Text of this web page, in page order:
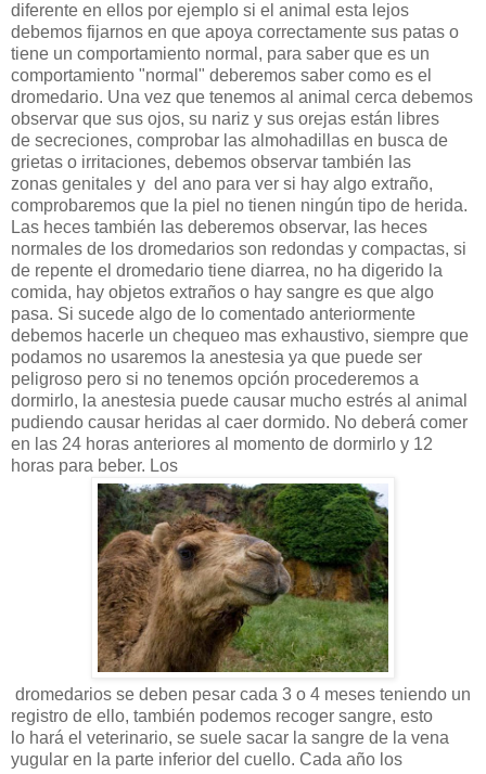
diferente en ellos por ejemplo si el animal esta lejos
debemos fijarnos en que apoya correctamente sus patas o
tiene un comportamiento normal, para saber que es un
comportamiento "normal" deberemos saber como es el
dromedario. Una vez que tenemos al animal cerca debemos
observar que sus ojos, su nariz y sus orejas están libres
de secreciones, comprobar las almohadillas en busca de
grietas o irritaciones, debemos observar también las
zonas genitales y del ano para ver si hay algo extraño,
comprobaremos que la piel no tienen ningún tipo de herida.
Las heces también las deberemos observar, las heces
normales de los dromedarios son redondas y compactas, si
de repente el dromedario tiene diarrea, no ha digerido la
comida, hay objetos extraños o hay sangre es que algo
pasa. Si sucede algo de lo comentado anteriormente
debemos hacerle un chequeo mas exhaustivo, siempre que
podamos no usaremos la anestesia ya que puede ser
peligroso pero si no tenemos opción procederemos a
dormirlo, la anestesia puede causar mucho estrés al animal
pudiendo causar heridas al caer dormido. No deberá comer
en las 24 horas anteriores al momento de dormirlo y 12
horas para beber. Los
dromedarios se deben pesar cada 3 o 4 meses teniendo un
registro de ello, también podemos recoger sangre, esto
lo hará el veterinario, se suele sacar la sangre de la vena
yugular en la parte inferior del cuello. Cada año los